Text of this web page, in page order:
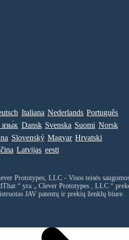
Italiana Nederlands Português
язы́к Dansk Svenska Suomi Norsk
Slovenský Magyar Hrvatski
Latvijas eesti
Prototypes, LLC - Visos teisės
“ yra „ Clever Prototypes , LLC“
JAV patentų ir prekių ženklų biure.